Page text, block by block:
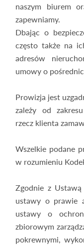
naszym biurem
zapewniamy.
Dbając o
często także na
adresów
umowy o
Prowizja jest
zależy od
rzecz klienta
Wszelkie podane
w rozumieniu
Zgodnie z
ustawy o prawie
ustawy o
zbiorowym
pokrewnymi,